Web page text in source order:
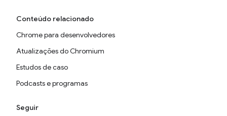
Conteúdo relacionado
Chrome para desenvolvedores
Atualizações do Chromium
Estudos de caso
Podcasts e programas
Seguir